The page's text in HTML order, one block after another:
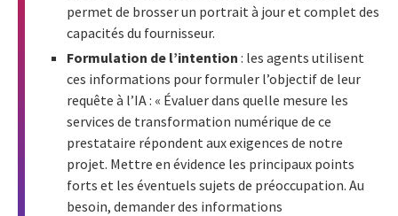
permet de brosser un portrait à jour et complet des
capacités du fournisseur.
Formulation de l’intention : les agents utilisent
ces informations pour formuler l’objectif de leur
requête à l’IA : « Évaluer dans quelle mesure les
services de transformation numérique de ce
prestataire répondent aux exigences de notre
projet. Mettre en évidence les principaux points
forts et les éventuels sujets de préoccupation. Au
besoin, demander des informations